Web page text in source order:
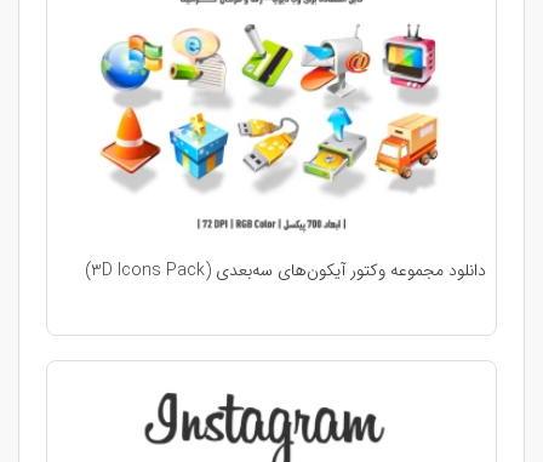
دانلود مجموعه وکتور آیکون‌های سه‌بعدی (3D Icons Pack)